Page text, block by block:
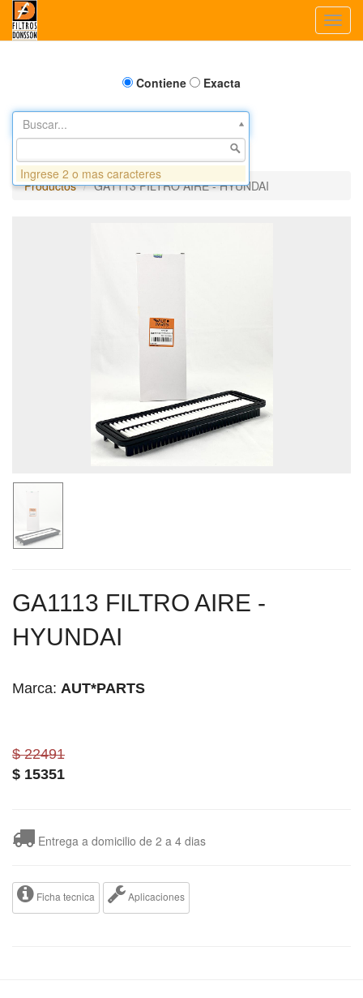
Contiene Exacta
Buscar...
Productos GA1113 FILTRO AIRE - HYUNDAI
GA1113 FILTRO AIRE -
HYUNDAI
Marca: AUT*PARTS
$ 22491
$ 15351
Entrega a domicilio de 2 a 4 dias
Ficha tecnica Aplicaciones
Ingrese 2 o mas caracteres